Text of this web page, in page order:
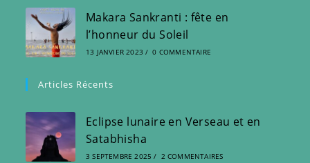
Makara Sankranti : fête en
l’honneur du Soleil
13 JANVIER 2023 / 0 COMMENTAIRE
Articles Récents
Eclipse lunaire en Verseau et en
Satabhisha
3 SEPTEMBRE 2025 / 2 COMMENTAIRES